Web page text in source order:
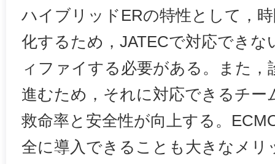
ハイブリッドERの特性として，
化するため，JATECで対応でき
ィファイする必要がある。また
進むため，それに対応できるチ
救命率と安全性が向上する。
全に導入できることも大きなメ